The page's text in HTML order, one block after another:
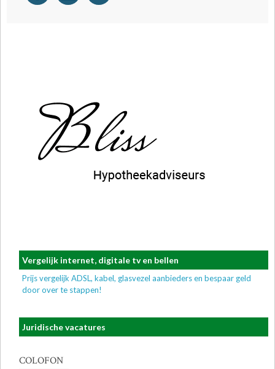
Vergelijk internet, digitale tv en bellen
Prijs vergelijk ADSL, kabel, glasvezel aanbieders en bespaar geld
door over te stappen!
Juridische vacatures
COLOFON